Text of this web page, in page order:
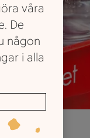
våra
De
någon
i alla